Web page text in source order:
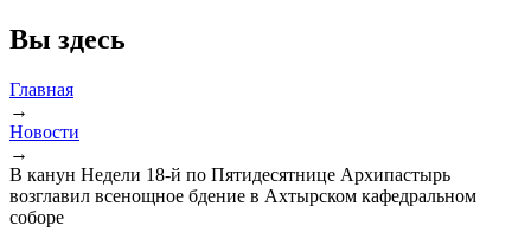
Вы здесь
Главная
→
Новости
→
В канун Недели 18-й по Пятидесятнице Архипастырь
возглавил всенощное бдение в Ахтырском кафедральном
соборе